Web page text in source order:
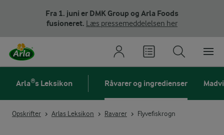
Fra 1. juni er DMK Group og Arla Foods
fusioneret. Læs pressemeddelelsen her
Arla®s Leksikon Råvarer og ingredienser
Opskrifter Arlas Leksikon Ravarer Flyvefiskrogn